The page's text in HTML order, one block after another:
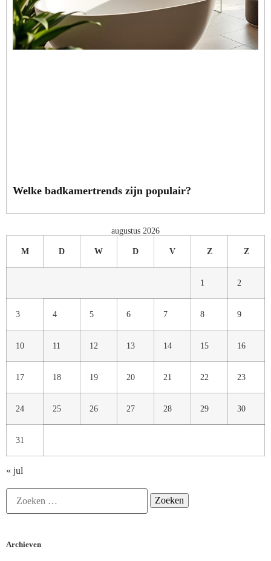
Welke badkamertrends zijn populair?
augustus 2026
M D W D V Z Z
1 2
3 4 5 6 7 8 9
10 11 12 13 14 15 16
17 18 19 20 21 22 23
24 25 26 27 28 29 30
31
« jul
Archieven